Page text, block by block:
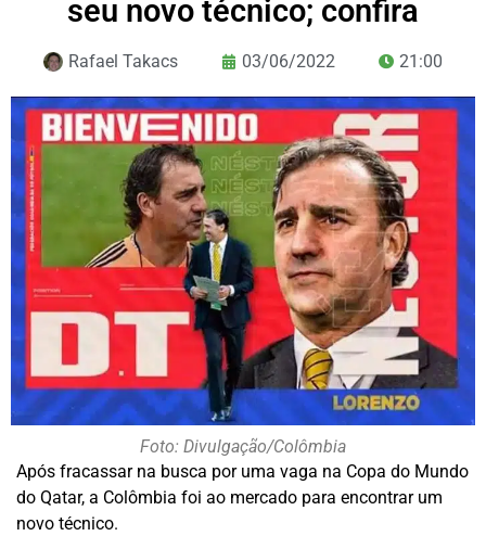
seu novo técnico; confira
Rafael Takacs 03/06/2022 21:00
Foto: Divulgação/Colômbia
Após fracassar na busca por uma vaga na Copa do Mundo
do Qatar, a Colômbia foi ao mercado para encontrar um
novo técnico.